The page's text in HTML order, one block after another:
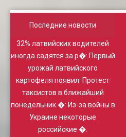
Последние новости
32% латвийских водителей
иногда садятся за р�: Первый
урожай латвийского
картофеля появил: Протест
таксистов в ближайший
понедельник �: Из-за войны в
Украине некоторые
российские �: